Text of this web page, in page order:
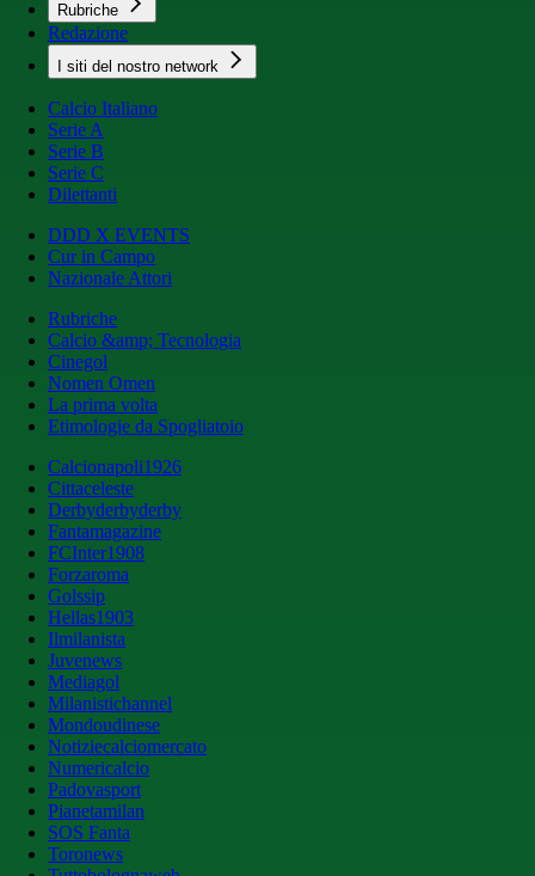
Rubriche
Redazione
I siti del nostro network
Calcio Italiano
Serie A
Serie B
Serie C
Dilettanti
DDD X EVENTS
Cur in Campo
Nazionale Attori
Rubriche
Calcio &amp; Tecnologia
Cinegol
Nomen Omen
La prima volta
Etimologie da Spogliatoio
Calcionapoli1926
Cittaceleste
Derbyderbyderby
Fantamagazine
FCInter1908
Forzaroma
Golssip
Hellas1903
Ilmilanista
Juvenews
Mediagol
Milanistichannel
Mondoudinese
Notiziecalciomercato
Numericalcio
Padovasport
Pianetamilan
SOS Fanta
Toronews